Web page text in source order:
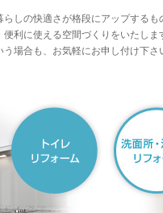
しの快適さが格段にアップするも
利に使える空間づくりをいたしま
場合も、お気軽にお申し付け下さ